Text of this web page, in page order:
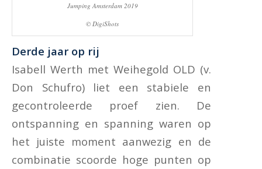
Jumping Amsterdam 2019
© DigiShots
Derde jaar op rij
Isabell Werth met Weihegold OLD (v.
Don Schufro) liet een stabiele en
gecontroleerde proef zien. De
ontspanning en spanning waren op
het juiste moment aanwezig en de
combinatie scoorde hoge punten op